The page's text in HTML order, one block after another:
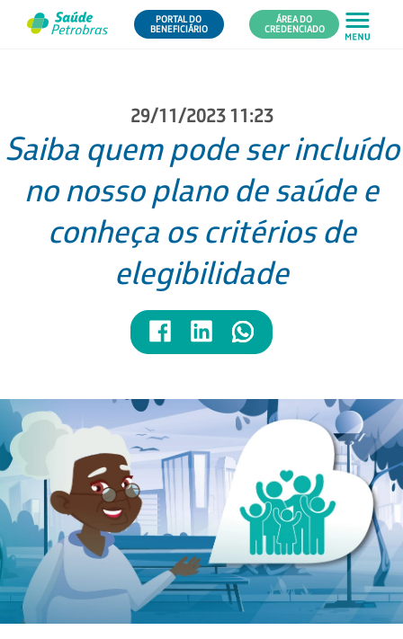
PORTAL DO
BENEFICIÁRIO
ÁREA DO
CREDENCIADO
29/11/2023 11:23
Saiba quem pode ser incluído
no nosso plano de saúde e
conheça os critérios de
elegibilidade